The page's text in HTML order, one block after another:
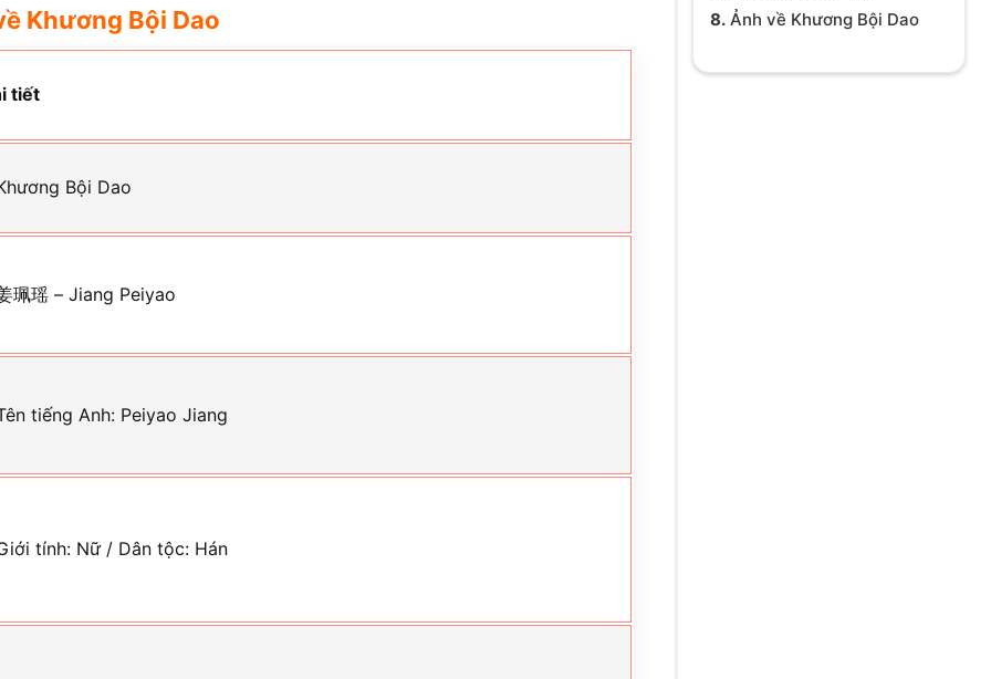
Khương Bội Dao
tiết
Bội Dao
珮瑶 – Jiang Peiyao
tiếng Anh: Peiyao Jiang
tính: Nữ / Dân tộc: Hán
8.Ảnh về Khương Bội Dao